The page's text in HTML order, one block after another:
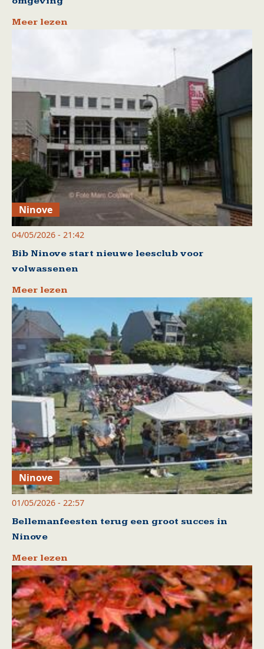
Meer lezen
Ninove
04/05/2026 - 21:42
Bib Ninove start nieuwe leesclub voor
volwassenen
Meer lezen
Ninove
01/05/2026 - 22:57
Bellemanfeesten terug een groot succes in
Ninove
Meer lezen